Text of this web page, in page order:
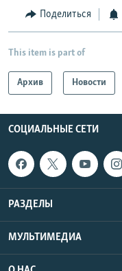
Поделиться
This item is part of
Архив Новости
СОЦИАЛЬНЫЕ СЕТИ
РАЗДЕЛЫ
МУЛЬТИМЕДИА